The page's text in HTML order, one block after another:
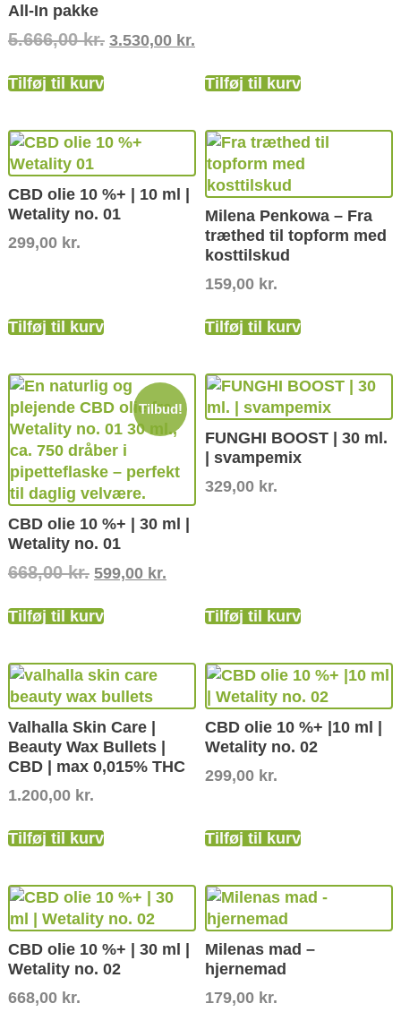
All-In pakke
5.666,00kr. 3.530,00 kr.
Tilføj til kurv Tilføj til kurv
CBD olie 10 %+ | 10 ml |
Wetality no. 01
299,00 kr.
Tilføj til kurv
Milena Penkowa – Fra
træthed til topform med
kosttilskud
159,00 kr.
Tilføj til kurv
Tilbud!
CBD olie 10 %+ | 30 ml |
Wetality no. 01
668,00kr. 599,00 kr.
Tilføj til kurv
FUNGHI BOOST | 30 ml.
| svampemix
329,00 kr.
Tilføj til kurv
Valhalla Skin Care |
Beauty Wax Bullets |
CBD | max 0,015% THC
1.200,00 kr.
Tilføj til kurv
CBD olie 10 %+ |10 ml |
Wetality no. 02
299,00 kr.
Tilføj til kurv
CBD olie 10 %+ | 30 ml |
Wetality no. 02
668,00 kr.
Milenas mad –
hjernemad
179,00 kr.